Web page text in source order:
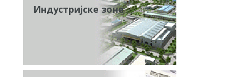
Индустријске зоне